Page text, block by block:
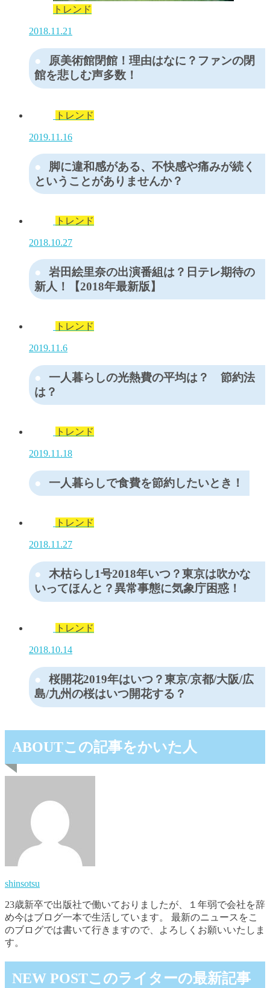
トレンド
2018.11.21
原美術館閉館！理由はなに？ファンの閉
館を悲しむ声多数！
トレンド
2019.11.16
脚に違和感がある、不快感や痛みが続く
ということがありませんか？
トレンド
2018.10.27
岩田絵里奈の出演番組は？日テレ期待の
新人！【2018年最新版】
トレンド
2019.11.6
一人暮らしの光熱費の平均は？ 節約法
は？
トレンド
2019.11.18
一人暮らしで食費を節約したいとき！
トレンド
2018.11.27
木枯らし1号2018年いつ？東京は吹かな
いってほんと？異常事態に気象庁困惑！
トレンド
2018.10.14
桜開花2019年はいつ？東京/京都/大阪/広
島/九州の桜はいつ開花する？
ABOUTこの記事をかいた人
shinsotsu
23歳新卒で出版社で働いておりましたが、１年弱で会社を辞
め今はブログ一本で生活しています。 最新のニュースをこ
のブログでは書いて行きますので、よろしくお願いいたしま
す。
NEW POSTこのライターの最新記事